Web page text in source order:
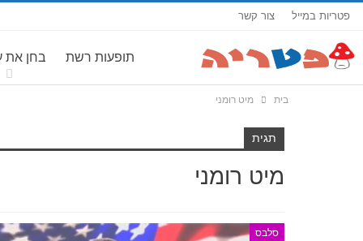
פטריות במייל צור קשר
תופעות רשת בחן את
בית מיט רומני
תגית
מיט רומני
סלבס